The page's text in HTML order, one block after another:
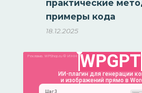
практические
примеры кода
18.12.2025